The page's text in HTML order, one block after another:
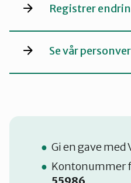
Registrer
Se vår
Gi en gave med
Kontonummer